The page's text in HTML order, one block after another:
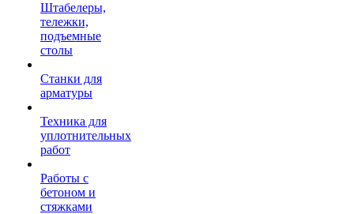
Штабелеры,
тележки,
подъемные
столы
Станки для
арматуры
Техника для
уплотнительных
работ
Работы с
бетоном и
стяжками